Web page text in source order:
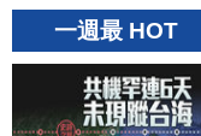
一週最 HOT